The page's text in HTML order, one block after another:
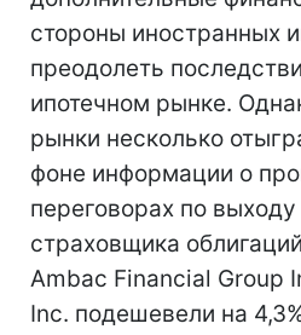
стороны иностранных
преодолеть
ипотечном рынке.
рынки несколько
фоне информации о
переговорах по выходу
страховщика
Ambac Financial Group
Inc. подешевели на